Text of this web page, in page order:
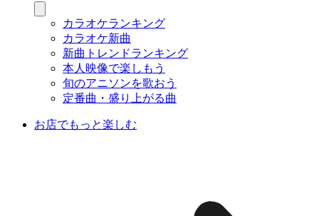
カラオケランキング
カラオケ新曲
新曲トレンドランキング
本人映像で楽しもう
旬のアニソンを歌おう
定番曲・盛り上がる曲
お店でもっと楽しむ